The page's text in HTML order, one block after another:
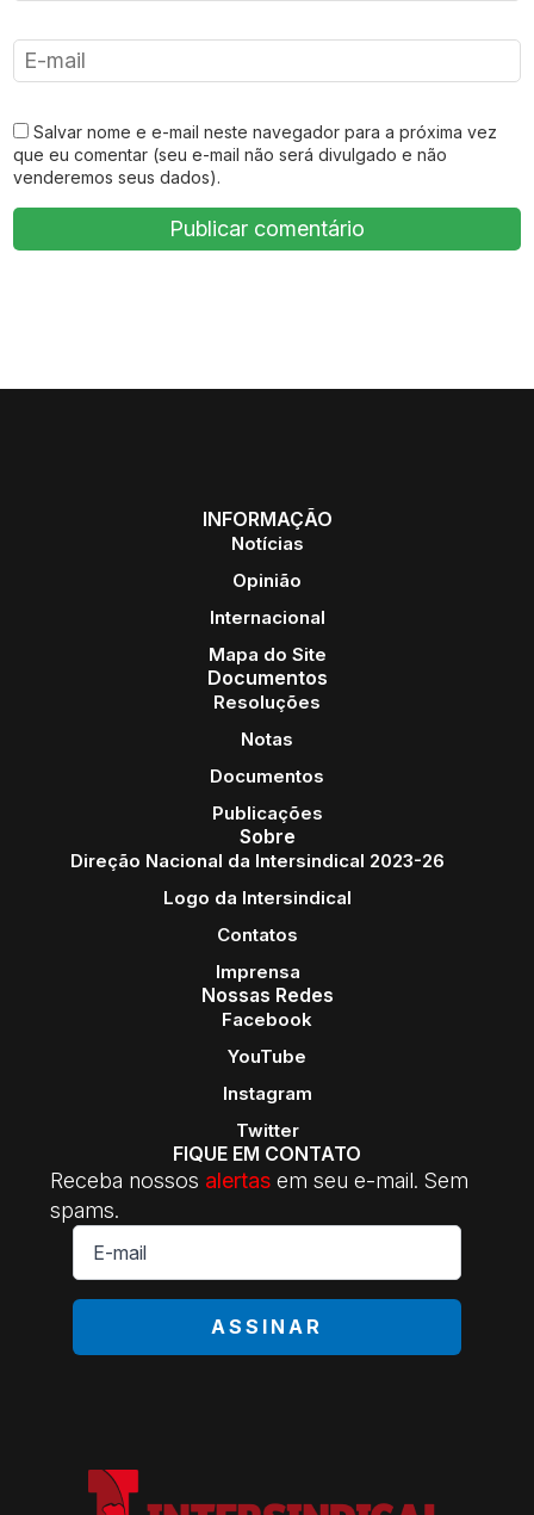
Salvar nome e e-mail neste navegador para a próxima vez
que eu comentar (seu e-mail não será divulgado e não
venderemos seus dados).
INFORMAÇÃO
Notícias
Opinião
Internacional
Mapa do Site
Documentos
Resoluções
Notas
Documentos
Publicações
Sobre
Direção Nacional da Intersindical 2023-26
Logo da Intersindical
Contatos
Imprensa
Nossas Redes
Facebook
YouTube
Instagram
Twitter
FIQUE EM CONTATO
Receba nossos alertas em seu e-mail. Sem
spams.
E-
mail
ASSINAR